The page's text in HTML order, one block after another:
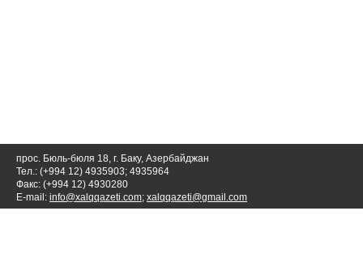
прос. Бюль-бюля 18, г. Баку, Азербайджан
Тел.: (+994 12) 4935903; 4935964
Факс: (+994 12) 4930280
E-mail: info@xalqqazeti.com; xalqqazeti@gmail.com